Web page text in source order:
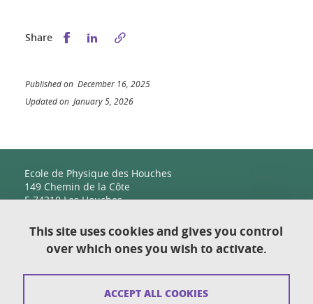
Share Share this on Facebook
Share this on LinkedIn
Published on December 16, 2025
Updated on January 5, 2026
Ecole de Physique des Houches
149 Chemin de la Côte
F-74310 Les Houches
Contact
Sitemap
This site uses cookies and gives you control
over which ones you wish to activate.
ACCEPT ALL COOKIES